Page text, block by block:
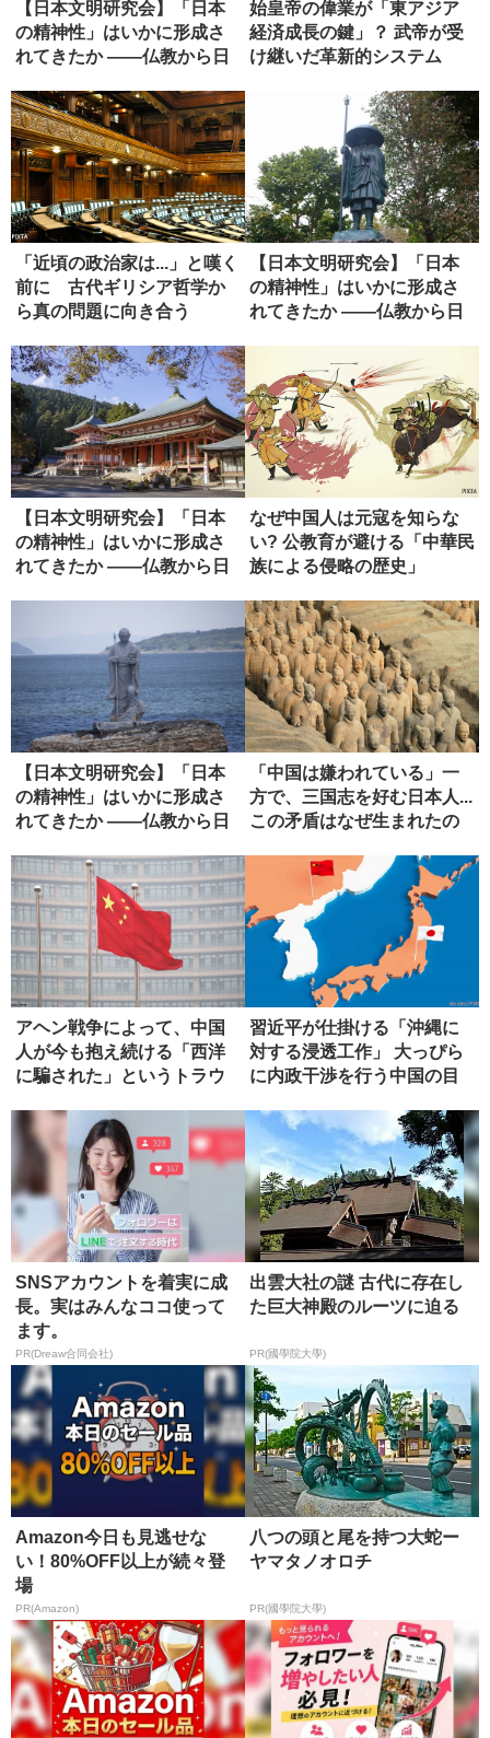
【日本文明研究会】「日本
の精神性」はいかに形成さ
れてきたか ――仏教から日
始皇帝の偉業が「東アジア
経済成長の鍵」？ 武帝が受
け継いだ革新的システム
「近頃の政治家は...」と嘆く
前に 古代ギリシア哲学か
ら真の問題に向き合う
【日本文明研究会】「日本
の精神性」はいかに形成さ
れてきたか ――仏教から日
【日本文明研究会】「日本
の精神性」はいかに形成さ
れてきたか ――仏教から日
なぜ中国人は元寇を知らな
い? 公教育が避ける「中華民
族による侵略の歴史」
【日本文明研究会】「日本
の精神性」はいかに形成さ
れてきたか ――仏教から日
「中国は嫌われている」一
方で、三国志を好む日本人...
この矛盾はなぜ生まれたの
アヘン戦争によって、中国
人が今も抱え続ける「西洋
に騙された」というトラウ
習近平が仕掛ける「沖縄に
対する浸透工作」 大っぴら
に内政干渉を行う中国の目
SNSアカウントを着実に成
長。実はみんなココ使って
ます。
PR(Dreaw合同会社)
出雲大社の謎 古代に存在し
た巨大神殿のルーツに迫る
PR(國學院大學)
Amazon今日も見逃せな
い！80%OFF以上が続々登
場
PR(Amazon)
八つの頭と尾を持つ大蛇ー
ヤマタノオロチ
PR(國學院大學)